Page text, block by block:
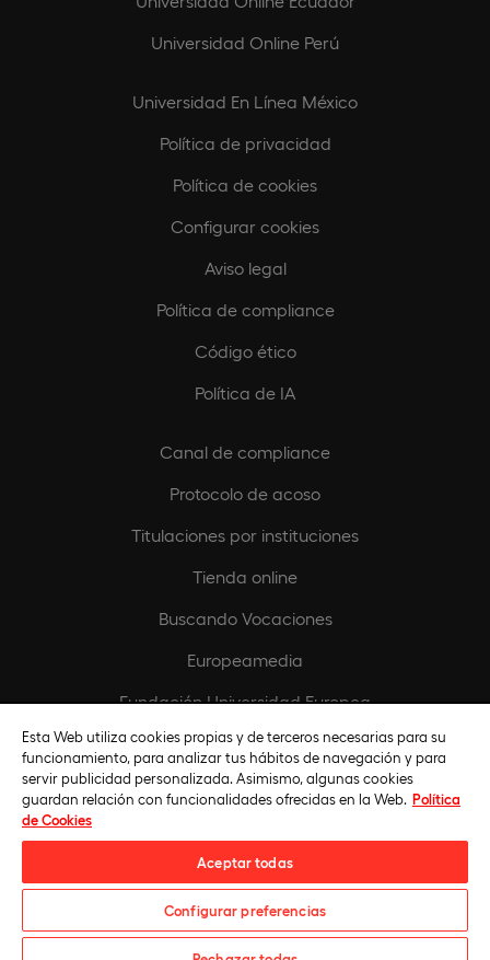
Universidad Online Perú
Universidad En Línea México
Política de privacidad
Política de cookies
Configurar cookies
Aviso legal
Política de compliance
Código ético
Política de IA
Canal de compliance
Protocolo de acoso
Titulaciones por instituciones
Tienda online
Buscando Vocaciones
Europeamedia
Fundación Universidad Europea
Únete al equipo
Universidad Europea © 2026. Todos Los Derechos Reservados
Esta Web utiliza cookies propias y de terceros necesarias para su
funcionamiento, para analizar tus hábitos de navegación y para
servir publicidad personalizada. Asimismo, algunas cookies
guardan relación con funcionalidades ofrecidas en la Web. Política
de Cookies
Aceptar todas
Configurar preferencias